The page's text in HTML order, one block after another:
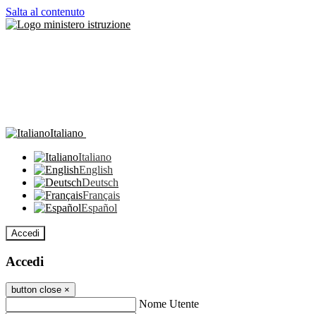
Salta al contenuto
Italiano
Italiano
English
Deutsch
Français
Español
Accedi
Accedi
button close ×
Nome Utente